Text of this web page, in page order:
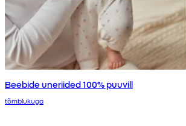
Beebide uneriided 100% puuvill
tõmblukuga